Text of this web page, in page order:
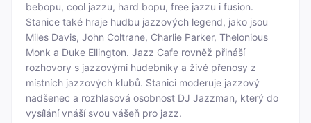
bebopu, cool jazzu, hard bopu, free jazzu i fusion.
Stanice také hraje hudbu jazzových legend, jako jsou
Miles Davis, John Coltrane, Charlie Parker, Thelonious
Monk a Duke Ellington. Jazz Cafe rovněž přináší
rozhovory s jazzovými hudebníky a živé přenosy z
místních jazzových klubů. Stanici moderuje jazzový
nadšenec a rozhlasová osobnost DJ Jazzman, který do
vysílání vnáší svou vášeň pro jazz.